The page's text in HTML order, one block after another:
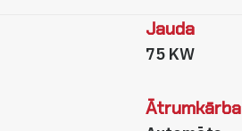
Jauda
75 KW
Ātrumkārba